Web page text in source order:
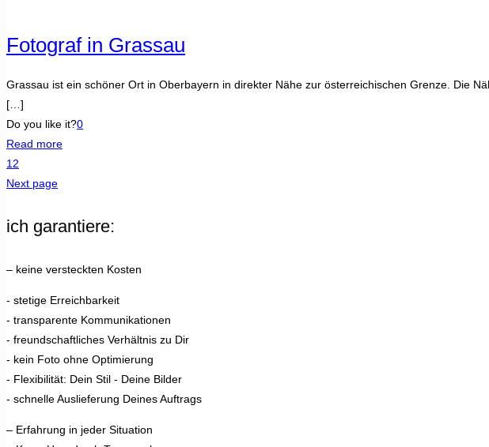
Fotograf in Grassau
Grassau ist ein schöner Ort in Oberbayern in direkter Nähe zur österreichischen Grenze. Die
[…]
Do you like it?0
Read more
1 2
Next page
ich garantiere:
– keine versteckten Kosten
- stetige Erreichbarkeit
- transparente Kommunikationen
- freundschaftliches Verhältnis zu Dir
- kein Foto ohne Optimierung
- Flexibilität: Dein Stil - Deine Bilder
- schnelle Auslieferung Deines Auftrags
– Erfahrung in jeder Situation